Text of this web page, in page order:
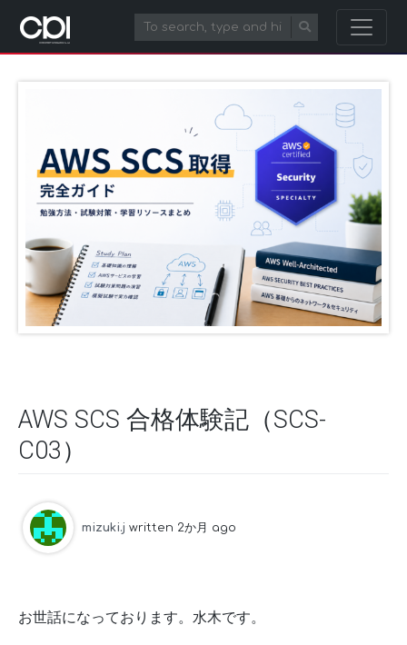
AWS SCS 合格体験記（SCS-
C03）
mizuki.j written 2か月 ago
お世話になっております。水木です。